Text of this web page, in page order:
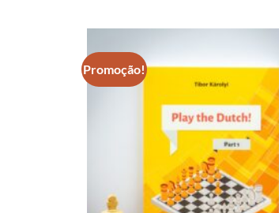
Promoção!